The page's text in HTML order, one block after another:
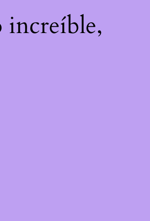
increíble,